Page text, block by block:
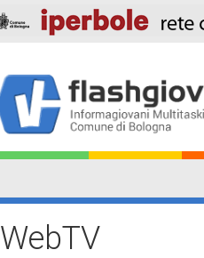
Main
navigation
WebTV